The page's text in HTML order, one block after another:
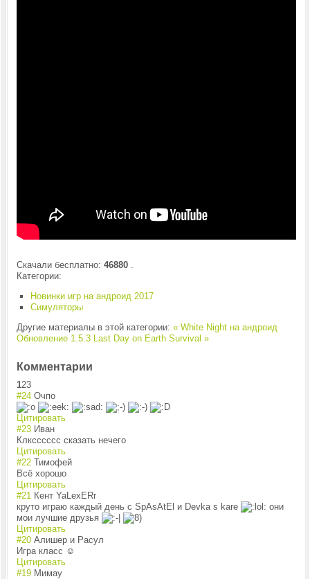
Скачали бесплатно: 46880.
Категории:
Новинки игр на андроид 2017
Симуляторы
Другие материалы в этой категории: « White Night на андроид
Обновление 1.5.3 Last Day on Earth Survival »
Комментарии
123
#24 Очпо
Цитировать
#23 Иван
Клксссссс сказать нечего
Цитировать
#22 Тимофей
Всё хорошо
Цитировать
#21 Кент YaLexERr
круто играю каждый день с SpAsAtEl и Devka s kare
они
мои лучшие друзья
Цитировать
#20 Алишер и Расул
Игра класс ☺
Цитировать
#19 Мимау